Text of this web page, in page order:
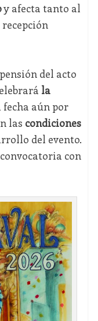
y afecta tanto al
del acto
la
aún por
las condiciones
del evento.
con